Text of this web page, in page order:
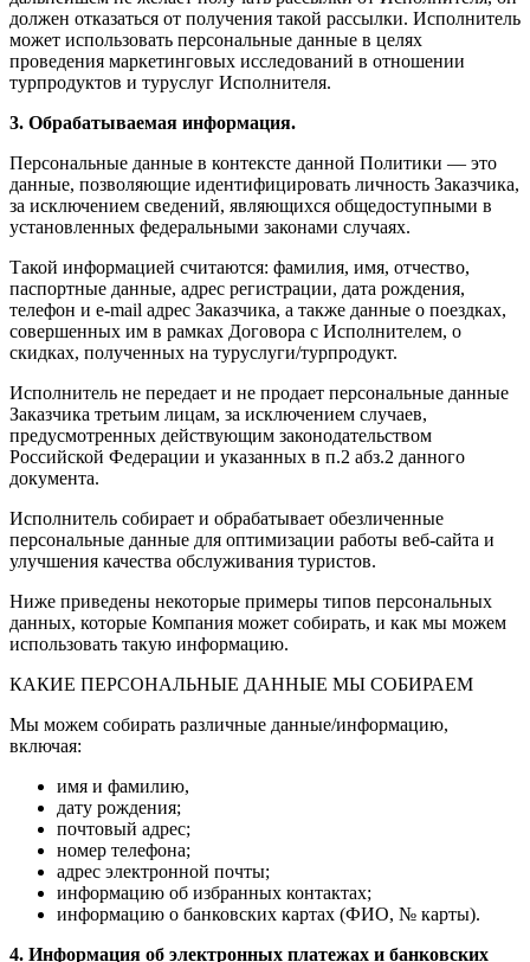
должен отказаться от получения такой рассылки. Исполнитель
может использовать персональные данные в целях
проведения маркетинговых исследований в отношении
турпродуктов и туруслуг Исполнителя.
3. Обрабатываемая информация.
Персональные данные в контексте данной Политики — это
данные, позволяющие идентифицировать личность Заказчика,
за исключением сведений, являющихся общедоступными в
установленных федеральными законами случаях.
Такой информацией считаются: фамилия, имя, отчество,
паспортные данные, адрес регистрации, дата рождения,
телефон и e-mail адрес Заказчика, а также данные о поездках,
совершенных им в рамках Договора с Исполнителем, о
скидках, полученных на туруслуги/турпродукт.
Исполнитель не передает и не продает персональные данные
Заказчика третьим лицам, за исключением случаев,
предусмотренных действующим законодательством
Российской Федерации и указанных в п.2 абз.2 данного
документа.
Исполнитель собирает и обрабатывает обезличенные
персональные данные для оптимизации работы веб-сайта и
улучшения качества обслуживания туристов.
Ниже приведены некоторые примеры типов персональных
данных, которые Компания может собирать, и как мы можем
использовать такую информацию.
КАКИЕ ПЕРСОНАЛЬНЫЕ ДАННЫЕ МЫ СОБИРАЕМ
Мы можем собирать различные данные/информацию,
включая:
имя и фамилию,
дату рождения;
почтовый адрес;
номер телефона;
адрес электронной почты;
информацию об избранных контактах;
информацию о банковских картах (ФИО, № карты).
4. Информация об электронных платежах и банковских